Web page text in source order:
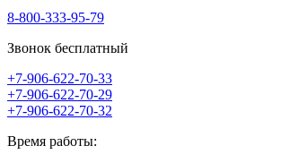
8-800-333-95-79
Звонок бесплатный
+7-906-622-70-33
+7-906-622-70-29
+7-906-622-70-32
Время работы: